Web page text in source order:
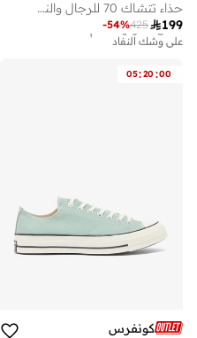
حذاء تتشاك 70 للرجال والنساء
199
425
-54%
أفضل سعر لهذا العام
على وشك النفاد
05:20 :00
كونفرس